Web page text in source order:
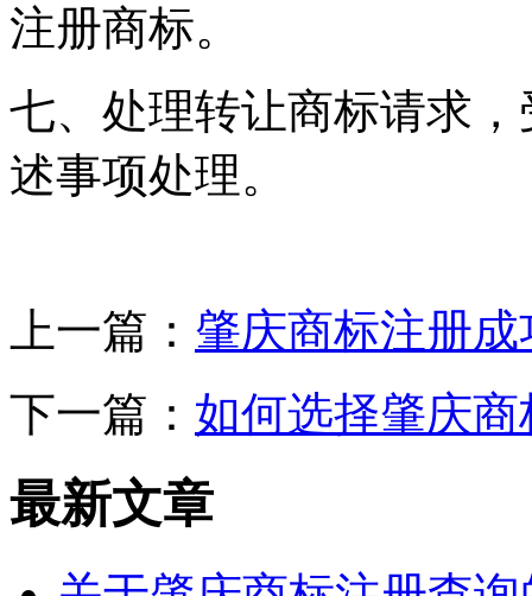
注册商标。
七、处理转让商标请求
述事项处理。
上一篇： 肇庆商标注册
下一篇： 如何选择肇庆
最新文章